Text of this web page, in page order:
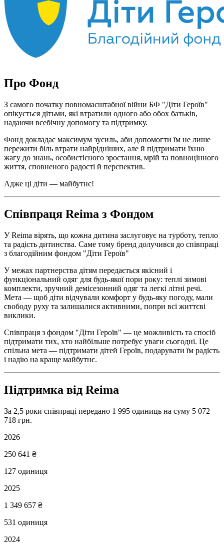
Про Фонд
З самого початку повномасштабної війни БФ "Діти Героїв"
опікується дітьми, які втратили одного або обох батьків,
надаючи всебічну допомогу та підтримку.
Фонд докладає максимум зусиль, аби допомогти їм не лише
пережити біль втрати найрідніших, але й підтримати їхню
жагу до знань, особистісного зростання, мрій та повноцінного
життя, сповненого радості й перспектив.
Адже ці діти — майбутнє!
Співпраця Reima з Фондом
У Reima вірять, що кожна дитина заслуговує на турботу, тепло
та радість дитинства. Саме тому бренд долучився до співпраці
з благодійним фондом "Діти Героїв"
У межах партнерства дітям передається якісний і
функціональний одяг для будь-якої пори року: теплі зимові
комплекти, зручний демісезонний одяг та легкі літні речі.
Мета — щоб діти відчували комфорт у будь-яку погоду, мали
свободу руху та залишалися активними, попри всі життєві
виклики.
Співпраця з фондом "Діти Героїв" — це можливість та спосіб
підтримати тих, хто найбільше потребує уваги сьогодні. Це
спільна мета — підтримати дітей Героїв, подарувати їм радість
і надію на краще майбутнє.
Підтримка від Reima
За 2,5 роки співпраці передано 1 995 одиниць на суму 5 072
718 грн.
2026
250 641 ₴
127 одиниця
2025
1 349 657 ₴
531 одиниця
2024